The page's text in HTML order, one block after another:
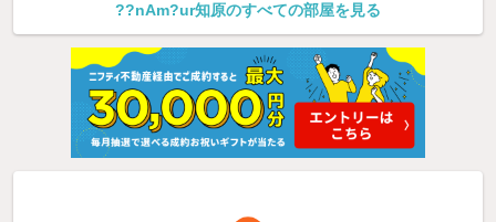
??nAm?ur知原のすべての部屋を見る